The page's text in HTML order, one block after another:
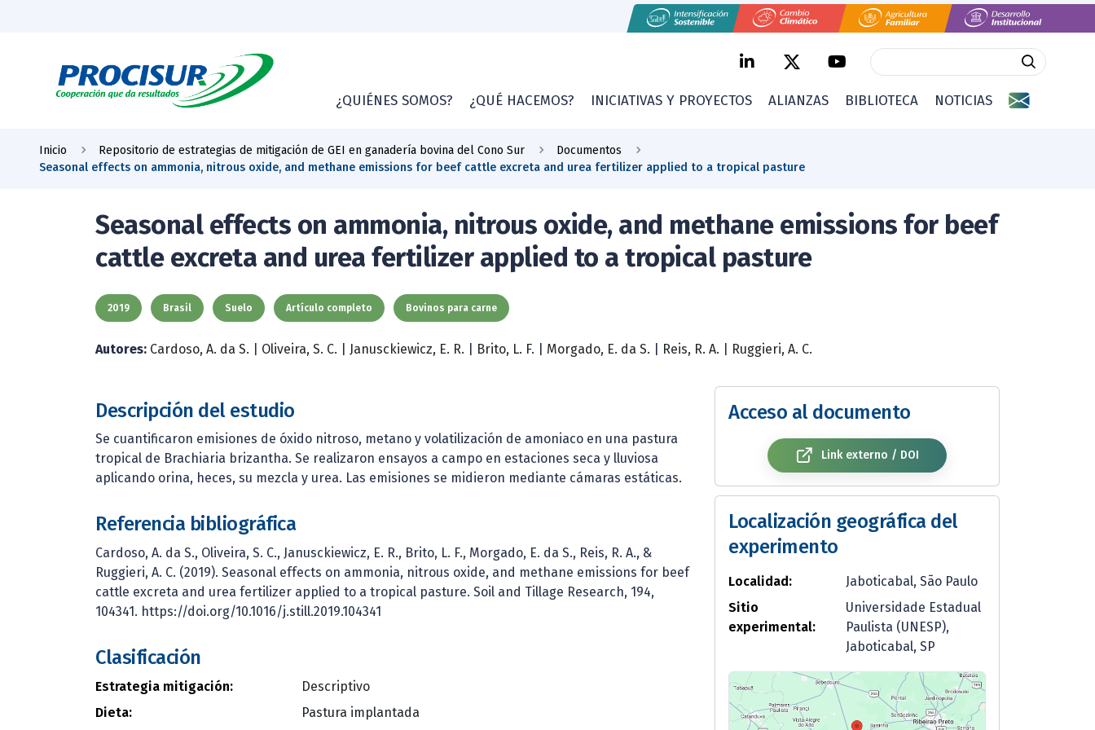
¿QUIÉNES SOMOS? ¿QUÉ HACEMOS? INICIATIVAS Y PROYECTOS ALIANZAS BIBLIOTECA NOTICIAS
Inicio Repositorio de estrategias de mitigación de GEI en ganadería bovina del Cono Sur
Documentos
Seasonal effects on ammonia, nitrous oxide, and methane emissions for beef cattle excreta and urea fertilizer applied to a tropical pasture
Seasonal effects on ammonia, nitrous oxide, and methane emissions for beef
cattle excreta and urea fertilizer applied to a tropical pasture
2019 Brasil Suelo Artículo completo Bovinos para carne
Autores: Cardoso, A. da S. Oliveira, S. C. Janusckiewicz, E. R. Brito, L. F. Morgado, E. da S. Reis, R. A. Ruggieri, A. C.
Descripción del estudio
Se cuantificaron emisiones de óxido nitroso, metano y volatilización de amoniaco en una pastura
tropical de Brachiaria brizantha. Se realizaron ensayos a campo en estaciones seca y lluviosa
aplicando orina, heces, su mezcla y urea. Las emisiones se midieron mediante cámaras estáticas.
Referencia bibliográfica
Cardoso, A. da S., Oliveira, S. C., Janusckiewicz, E. R., Brito, L. F., Morgado, E. da S., Reis, R. A., &
Ruggieri, A. C. (2019). Seasonal effects on ammonia, nitrous oxide, and methane emissions for beef
cattle excreta and urea fertilizer applied to a tropical pasture. Soil and Tillage Research, 194,
104341. https://doi.org/10.1016/j.still.2019.104341
Clasificación
Estrategia mitigación:
Descriptivo
Dieta:
Pastura implantada
Acceso al documento
Link externo / DOI
Localización geográfica del
experimento
Localidad:
Jaboticabal, São Paulo
Sitio
experimental:
Universidade Estadual
Paulista (UNESP),
Jaboticabal, SP